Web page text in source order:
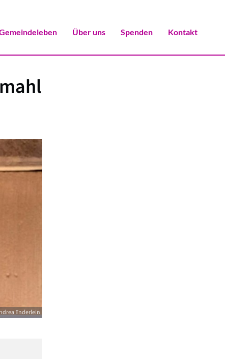
Über uns Spenden Kontakt
Enderlein